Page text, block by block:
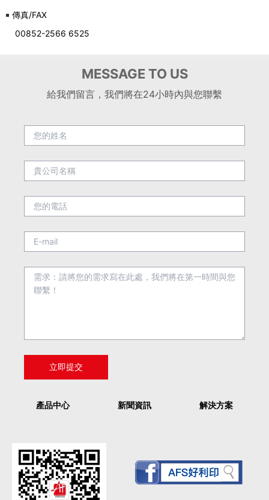
傳真/FAX
00852-2566 6525
MESSAGE TO US
給我們留言，我們將在24小時內與您聯繫
產品中心 新聞資訊 解決方案